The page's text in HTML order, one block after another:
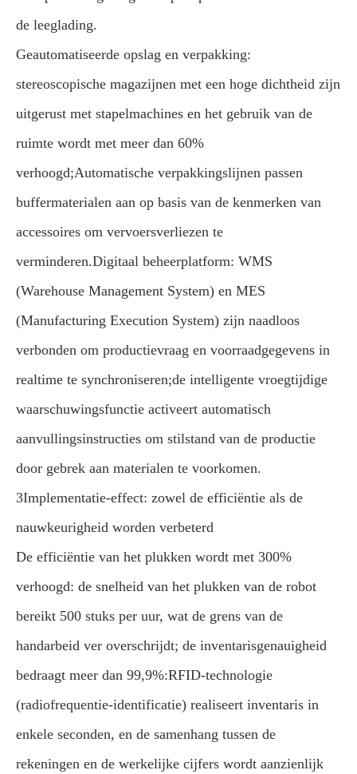
de leeglading.
Geautomatiseerde opslag en verpakking:
stereoscopische magazijnen met een hoge dichtheid zijn
uitgerust met stapelmachines en het gebruik van de
ruimte wordt met meer dan 60%
verhoogd;Automatische verpakkingslijnen passen
buffermaterialen aan op basis van de kenmerken van
accessoires om vervoersverliezen te
verminderen.Digitaal beheerplatform: WMS
(Warehouse Management System) en MES
(Manufacturing Execution System) zijn naadloos
verbonden om productievraag en voorraadgegevens in
realtime te synchroniseren;de intelligente vroegtijdige
waarschuwingsfunctie activeert automatisch
aanvullingsinstructies om stilstand van de productie
door gebrek aan materialen te voorkomen.
3Implementatie-effect: zowel de efficiëntie als de
nauwkeurigheid worden verbeterd
De efficiëntie van het plukken wordt met 300%
verhoogd: de snelheid van het plukken van de robot
bereikt 500 stuks per uur, wat de grens van de
handarbeid ver overschrijdt; de inventarisgenauigheid
bedraagt meer dan 99,9%:RFID-technologie
(radiofrequentie-identificatie) realiseert inventaris in
enkele seconden, en de samenhang tussen de
rekeningen en de werkelijke cijfers wordt aanzienlijk